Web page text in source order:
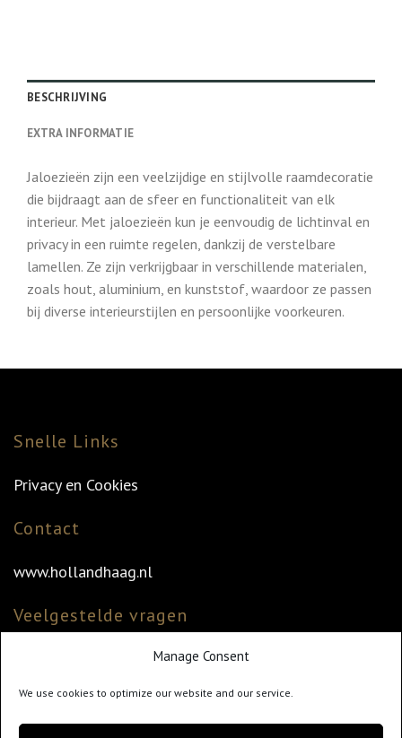
Manage Consent
We use cookies to optimize our website and our service.
BESCHRIJVING
EXTRA INFORMATIE
Jaloezieën zijn een veelzijdige en stijlvolle raamdecoratie
die bijdraagt aan de sfeer en functionaliteit van elk
interieur. Met jaloezieën kun je eenvoudig de lichtinval en
privacy in een ruimte regelen, dankzij de verstelbare
lamellen. Ze zijn verkrijgbaar in verschillende materialen,
zoals hout, aluminium, en kunststof, waardoor ze passen
bij diverse interieurstijlen en persoonlijke voorkeuren.
Snelle Links
Privacy en Cookies
Contact
www.hollandhaag.nl
Veelgestelde vragen
Veelgestelde vragen
Klantenservice